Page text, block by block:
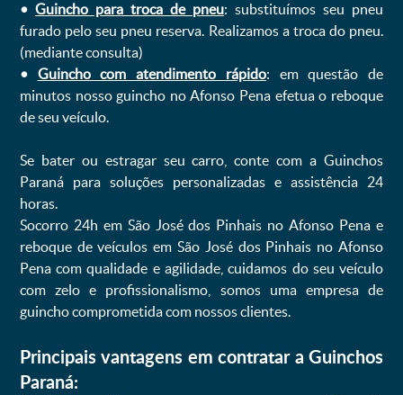
• Guincho para troca de pneu: substituímos seu pneu
furado pelo seu pneu reserva. Realizamos a troca do pneu.
(mediante consulta)
• Guincho com atendimento rápido: em questão de
minutos nosso guincho no Afonso Pena efetua o reboque
de seu veículo.
Se bater ou estragar seu carro, conte com a Guinchos
Paraná para soluções personalizadas e assistência 24
horas.
Socorro 24h em São José dos Pinhais no Afonso Pena e
reboque de veículos em São José dos Pinhais no Afonso
Pena com qualidade e agilidade, cuidamos do seu veículo
com zelo e profissionalismo, somos uma empresa de
guincho comprometida com nossos clientes.
Principais vantagens em contratar a Guinchos
Paraná: